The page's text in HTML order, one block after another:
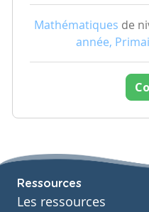
Mathématiques de
année,
Ressources
Les ressources